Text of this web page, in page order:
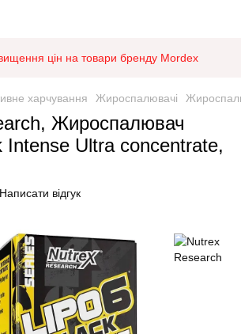
цін на товари бренду Mordex
харчування Жироспалювачі
Жироспалювач
Intense Ultra concentrate,
Написати відгук